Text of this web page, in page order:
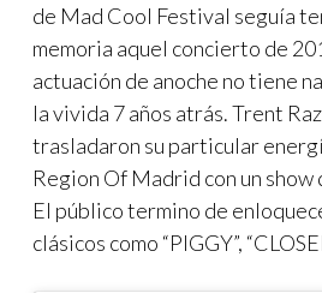
de Mad Cool Festival seguía
memoria aquel concierto de
actuación de anoche no tiene
la vivida 7 años atrás. Trent
trasladaron su particular
Region Of Madrid con un show
El público termino de
clásicos como “PIGGY”,